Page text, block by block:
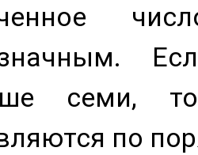
семи,
по